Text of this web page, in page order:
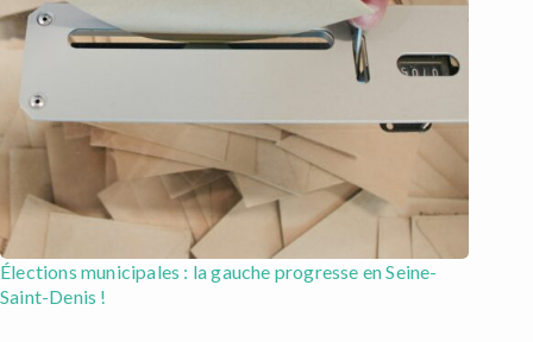
Élections municipales : la gauche progresse en Seine-
Saint-Denis !